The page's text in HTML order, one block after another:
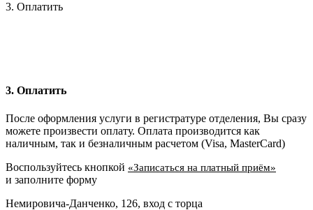
3. Оплатить
3. Оплатить
После оформления услуги в регистратуре отделения, Вы сразу
можете произвести оплату. Оплата производится как
наличным, так и безналичным расчетом (Visa, MasterCard)
Воспользуйтесь кнопкой «Записаться на платный приём»
и заполните форму
Немировича-Данченко, 126, вход с торца